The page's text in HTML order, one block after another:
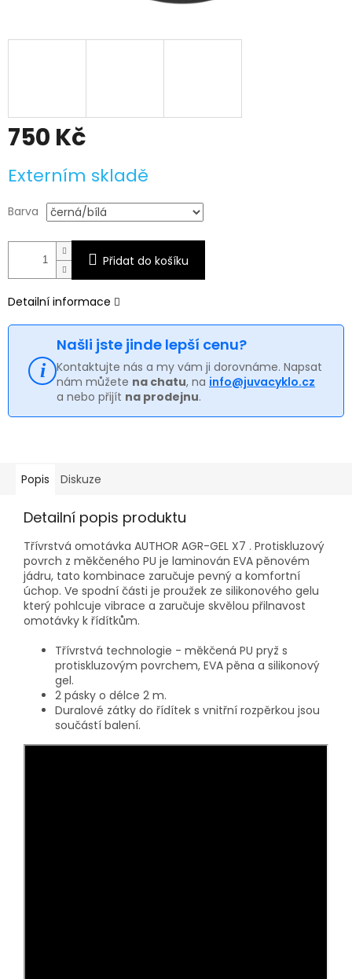
750 Kč
cena:
Externím skladě
Barva
Přidat do košíku
Detailní informace
Našli jste jinde lepší cenu?
Kontaktujte nás a my vám ji dorovnáme. Napsat
nám můžete na chatu, na info@juvacyklo.cz
a nebo přijít na prodejnu.
Popis Diskuze
Detailní popis produktu
Třívrstvá omotávka AUTHOR AGR-GEL X7 . Protiskluzový
povrch z měkčeného PU je laminován EVA pěnovém
jádru, tato kombinace zaručuje pevný a komfortní
úchop. Ve spodní části je proužek ze silikonového gelu
který pohlcuje vibrace a zaručuje skvělou přilnavost
omotávky k řídítkům.
Třívrstvá technologie - měkčená PU pryž s
protiskluzovým povrchem, EVA pěna a silikonový
gel.
2 pásky o délce 2 m.
Duralové zátky do řídítek s vnitřní rozpěrkou jsou
součástí balení.